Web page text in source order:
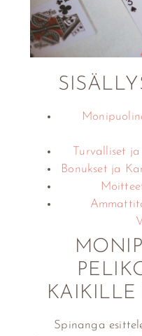
Turvalliset
Bonukset ja
KAIKILLE
Spinanga